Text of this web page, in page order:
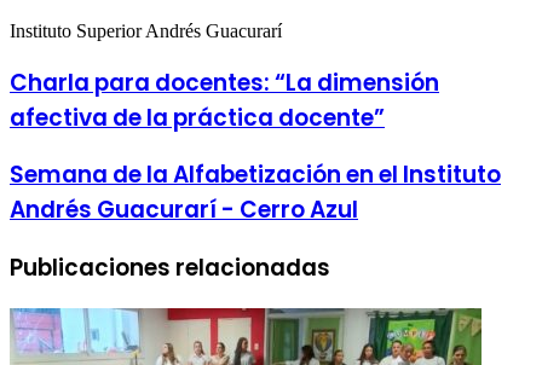
Instituto Superior Andrés Guacurarí
Charla para docentes: “La dimensión
afectiva de la práctica docente”
Semana de la Alfabetización en el Instituto
Andrés Guacurarí - Cerro Azul
Publicaciones relacionadas